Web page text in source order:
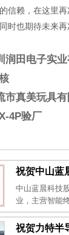
信赖，在这里
时也期待未来
润田电子实
市真美玩具
4P验厂
中山蓝晨科技
业，主营智能